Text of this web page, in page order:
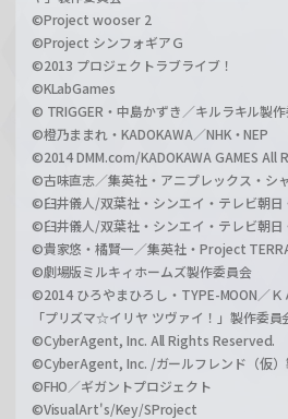
©Project wooser 2
©Project シンフォギアＧ
©2013 プロジェクトラブライブ！
©KLabGames
© TRIGGER・中島かずき／キルラキル製
©橙乃ままれ・KADOKAWA／NHK・NEP
©2014 DMM.com/KADOKAWA GAMES All
©古味直志／集英社・アニプレックス・シ
©臼井儀人/双葉社・シンエイ・テレビ朝日
©臼井儀人/双葉社・シンエイ・テレビ朝
©貴家悠・橘賢一／集英社・Project
©劇場版ミルキィホームズ製作委員会
©2014 ひろやまひろし・TYPE-MOON／
「プリズマ☆イリヤ ツヴァイ！」製作委員
©CyberAgent, Inc. All Rights Reserved.
©CyberAgent, Inc. /ガールフレンド（仮）
©FHO／ギガントプロジェクト
©VisualArt's/Key/SProject